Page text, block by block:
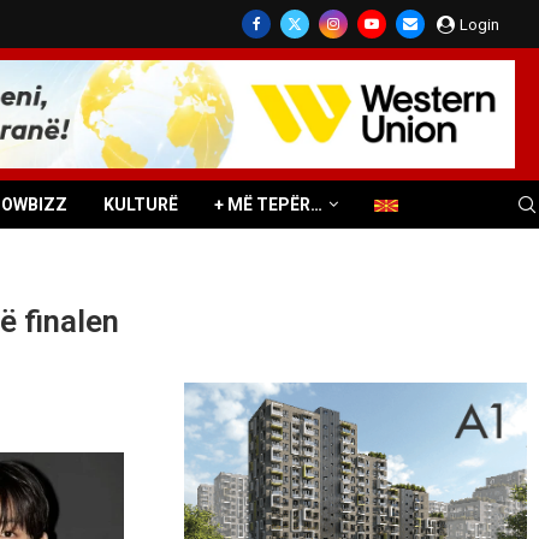
Login
KULTURË + MË TEPËR…
finalen